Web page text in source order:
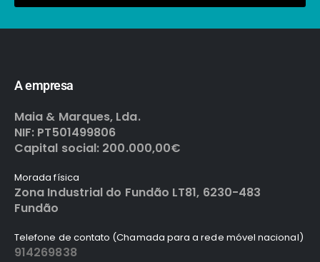
A empresa
Maia & Marques, Lda.
NIF: PT501499806
Capital social: 200.000,00€
Morada física
Zona Industrial do Fundão LT81, 6230-483
Fundão
Telefone de contato (Chamada para a rede móvel nacional)
914269838